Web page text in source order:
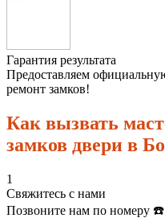
Гарантия результата
Предоставляем
ремонт замков!
Как вызвать
замков двери в
1
Свяжитесь с нами
Позвоните нам по номеру ☎️